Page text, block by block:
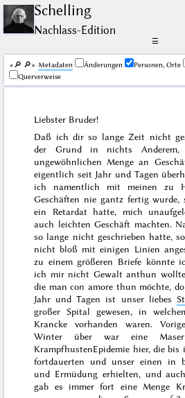
Schelling
Nachlass-Edition
☰
🔎︎ 🔎︎ Me­ta­da­ten Änderungen Personen, Orte
Querverweise
Liebster Bruder!
Daß ich dir so lange Zeit nicht
der Grund in nichts
ungewöhnlichen Menge an
eigentlich seit Jahr und Tagen
ich namentlich mit meinen zu
Geschäften nie gantz fertigwurde,
ein Retardat hatte, mich
auch leichten Geschäft machten.
so lange nicht geschrieben hatte,
nicht bloß mit einigen Linien
zu einem größeren Briefe könnte
ich mir nicht Gewalt anthun
die mancon amore thun möchte,
Jahr und Tagen ist unser liebes
großer Spital gewesen, in
Krancke vorhanden waren.
Winter über war eine
KrampfhustenEpidemie hier, die bis
fortdauerten und unser einen in
und Ermüdung erhielten, und
gab es immer fort eine Menge